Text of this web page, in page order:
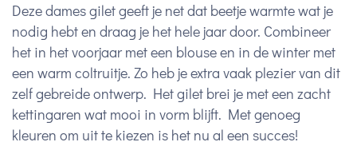
Deze dames gilet geeft je net dat beetje warmte wat je
nodig hebt en draag je het hele jaar door. Combineer
het in het voorjaar met een blouse en in de winter met
een warm coltruitje. Zo heb je extra vaak plezier van dit
zelf gebreide ontwerp. Het gilet brei je met een zacht
kettingaren wat mooi in vorm blijft. Met genoeg
kleuren om uit te kiezen is het nu al een succes!